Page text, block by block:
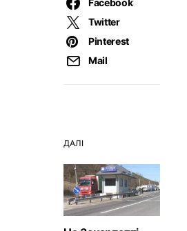
ДАЛІ
Facebook
Twitter
Pinterest
Mail